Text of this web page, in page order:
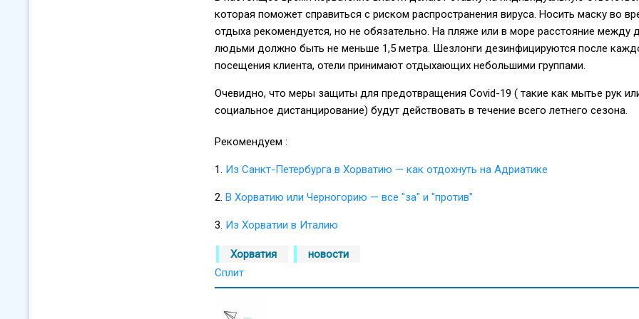
которая поможет справиться с риском распространения вируса. Носить маску во
отдыха рекомендуется, но не обязательно. На пляже или в море расстояние между
людьми должно быть не меньше 1,5 метра. Шезлонги дезинфицируются после
посещения клиента, отели принимают отдыхающих небольшими группами.
Очевидно, что меры защиты для предотвращения Covid-19 ( такие как мытье рук
социальное дистанцирование) будут действовать в течение всего летнего сезона.
Рекомендуем :
1. Из Санкт-Петербурга в Хорватию — как отдохнуть на Адриатике
2. В Хорватию или Черногорию — все "за" и "против"
3. Из Хорватии в Италию
Хорватия
новости
Сплит